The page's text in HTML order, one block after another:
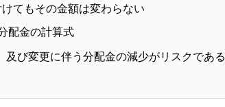
てもその金額は変わらない
配金の計算式
及び変更に伴う分配金の減少がリスクである